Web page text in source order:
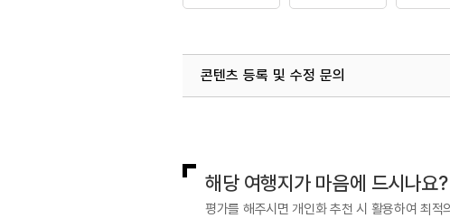
콘텐츠 등록 및 수정 문의
해당 여행지가 마음에 드시나요?
평가를 해주시면 개인화 추천 시 활용하여 최적